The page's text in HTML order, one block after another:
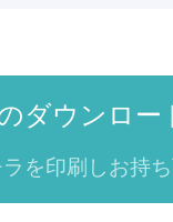
ダウンロー
を印刷しお持ち